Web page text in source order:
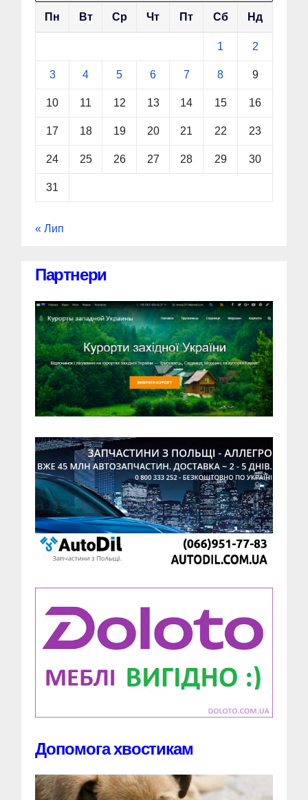
Пн Вт Ср Чт Пт Сб Нд
1 2
3 4 5 6 7 8 9
10 11 12 13 14 15 16
17 18 19 20 21 22 23
24 25 26 27 28 29 30
31
« Лип
Партнери
Допомога хвостикам